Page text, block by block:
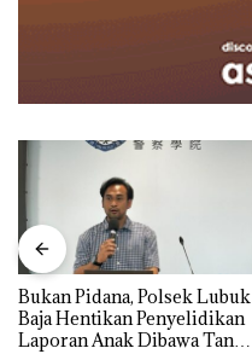
Bukan Pidana, Polsek Lubuk
Baja Hentikan Penyelidikan
Laporan Anak Dibawa Tanpa